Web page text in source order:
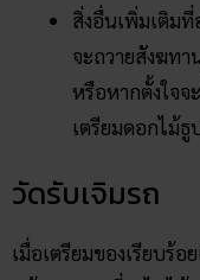
สิ่งอื่นเพิ่มเติม
จะถวายสังฆท
หรือหากตั้งใจ
เตรียมดอกไม้
วัดรับเจิมรถ
เมื่อเตรียมของเรียบร้